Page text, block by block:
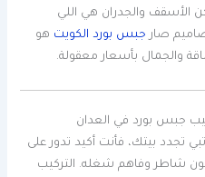
الأسقف والجدران هي اللي
صار جبس بورد الكويت هو
والجمال بأسعار معقولة.
جبس بورد في العدان
تجدد بيتك، فأنت أكيد تدور على
شاطر وفاهم شغله. التركيب